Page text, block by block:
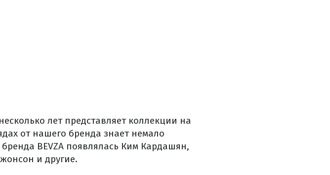
лет представляет коллекции на
от нашего бренда знает немало
BEVZA появлялась Ким Кардашян,
и другие.